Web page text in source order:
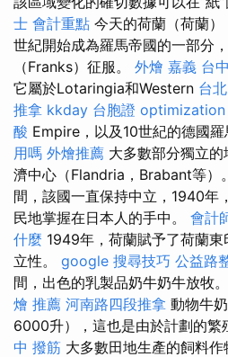
士 會計重點 今天的荷蘭（荷蘭
世紀開始成為羅馬帝國的一部分
（Franks）征服。 外燴 嘉義 台
它屬於Lotaringia和Western 台
推拿 kkday 台胞證 optimization
酸 Empire，以及10世紀的德國羅
用嗎 外燴推薦 大多數部分獨立
濟中心（Flandria，Brabant等）
間，該國一直保持中立，1940年
民地掌握在日本人的手中。 會計
什麼 1949年，荷蘭賦予了荷蘭
立性。 google 搜尋技巧 公益路
間，出色的乳製品奶牛奶牛放牧。
燴 推薦 河南路四段推拿 動物牛
6000升），這也是由於計劃的繁
中 撥筋 大多數田地生產的飼料